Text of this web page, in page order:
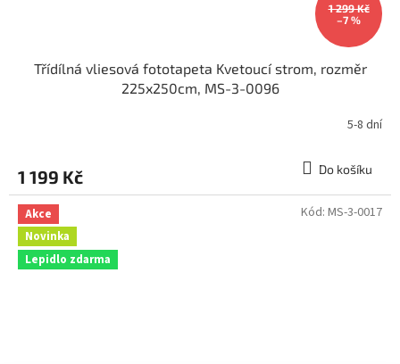
1 299 Kč
–7 %
Třídílná vliesová fototapeta Kvetoucí strom, rozměr
225x250cm, MS-3-0096
5-8 dní
1 199 Kč Do košíku
Akce
Novinka
Lepidlo zdarma
Kód: MS-3-0017